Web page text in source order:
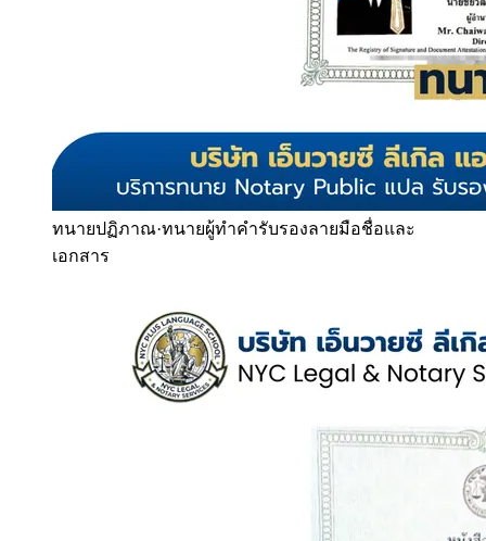
ทนายปฏิภาณ·ทนายผู้ทำคำรับรองลายมือชื่อและ
เอกสาร